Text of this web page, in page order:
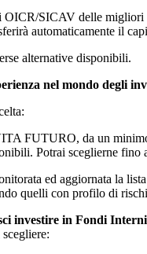
SICAV delle migliori
automaticamente il
alternative disponibili.
nel mondo degli
FUTURO, da un
Potrai sceglierne fino
ed aggiornata la
quelli con profilo di
investire in Fondi